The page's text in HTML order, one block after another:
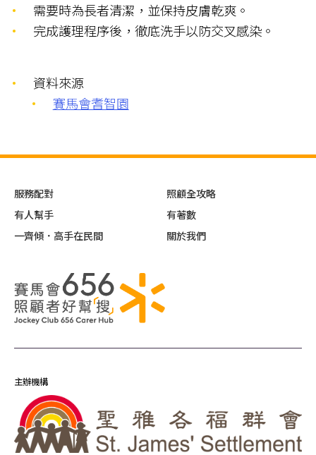
需要時為長者清潔，並保持皮膚乾爽。
完成護理程序後，徹底洗手以防交叉感染。
資料來源
賽馬會耆智園
主辦機構
服務配對
有人幫手
一齊傾．高手在民間
照顧全攻略
有著數
關於我們